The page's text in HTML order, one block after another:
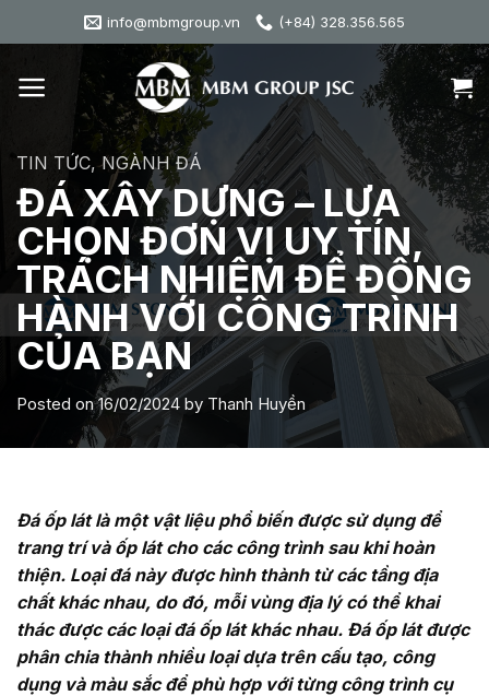
to
info@mbmgroup.vn (+84) 328.356.565
TIN TỨC,NGÀNH ĐÁ
ĐÁ XÂY DỰNG – LỰA
CHỌN ĐƠN VỊ UY TÍN,
TRÁCH NHIỆM ĐỂ ĐỒNG
HÀNH VỚI CÔNG TRÌNH
CỦA BẠN
Posted on16/02/2024by Thanh Huyền
Đá ốp lát là một vật liệu phổ biến được sử dụng để
trang trí và ốp lát cho các công trình sau khi hoàn
thiện. Loại đá này được hình thành từ các tầng địa
chất khác nhau, do đó, mỗi vùng địa lý có thể khai
thác được các loại đá ốp lát khác nhau. Đá ốp lát được
phân chia thành nhiều loại dựa trên cấu tạo, công
dụng và màu sắc để phù hợp với từng công trình cụ